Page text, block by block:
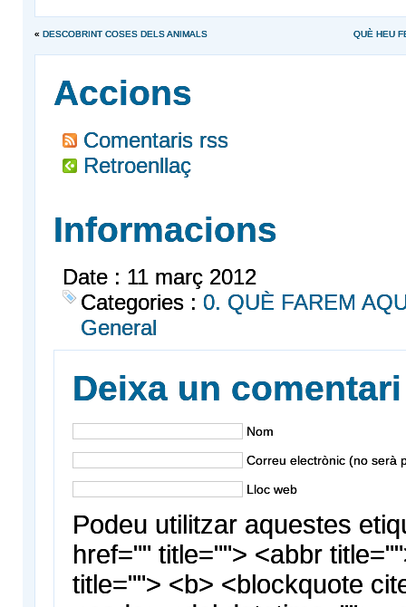
« DESCOBRINT COSES DELS ANIMALS QUÈ HEU
Accions
Comentaris rss
Retroenllaç
Informacions
Date : 11 març 2012
Categories : 0. QUÈ FAREM
General
Deixa un comentari
Nom
Correu electrònic (no serà
Lloc web
Podeu utilitzar aquestes
href="" title=""> <abbr
title=""> <b> <blockquote